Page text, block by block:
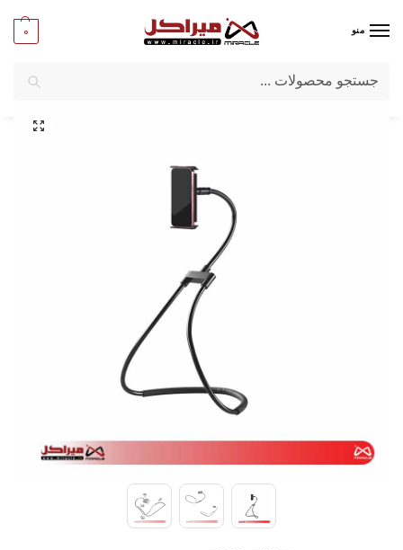
منو 0
میراکل/پایه نگهدارنده